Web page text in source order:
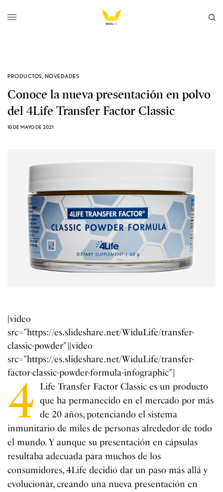
PRODUCTOS, NOVEDADES
Conoce la nueva presentación en polvo
del 4Life Transfer Factor Classic
10 DE MAYO DE 2021
[video
src="https://es.slideshare.net/WiduLife/transfer-
classic-powder"][video
src="https://es.slideshare.net/WiduLife/transfer-
factor-classic-powder-formula-infographic"]
4
Life Transfer Factor Classic es un producto
que ha permanecido en el mercado por más
de 20 años, potenciando el sistema
inmunitario de miles de personas alrededor de todo
el mundo. Y aunque su presentación en cápsulas
resultaba adecuada para muchos de los
consumidores, 4Life decidió dar un paso más allá y
evolucionar, creando una nueva presentación en